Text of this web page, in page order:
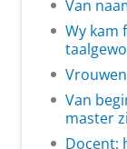
Van
Wy kam
Van
master
Docent: